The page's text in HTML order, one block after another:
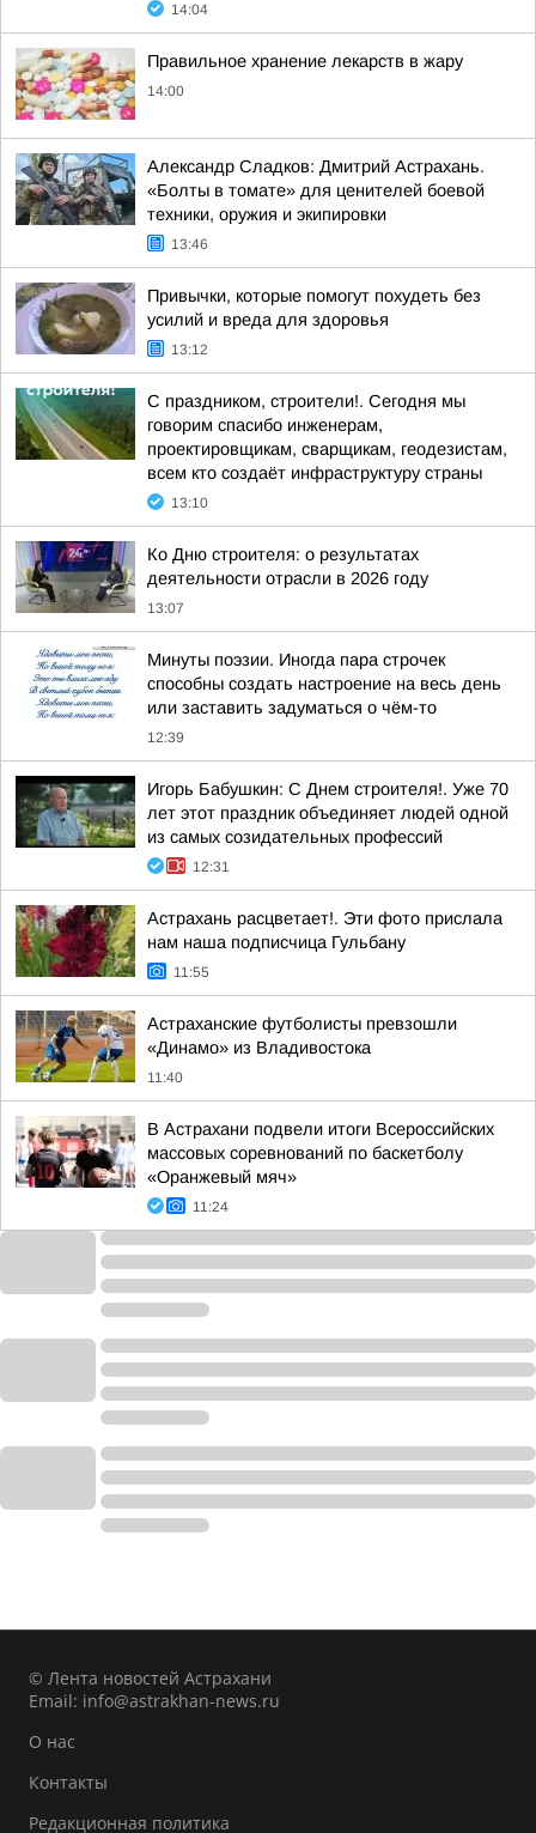
14:04
Правильное хранение лекарств в жару
14:00
Александр Сладков: Дмитрий Астрахань.
«Болты в томате» для ценителей боевой
техники, оружия и экипировки
13:46
Привычки, которые помогут похудеть без
усилий и вреда для здоровья
13:12
С праздником, строители!. Сегодня мы
говорим спасибо инженерам,
проектировщикам, сварщикам, геодезистам,
всем кто создаёт инфраструктуру страны
13:10
Ко Дню строителя: о результатах
деятельности отрасли в 2026 году
13:07
Минуты поэзии. Иногда пара строчек
способны создать настроение на весь день
или заставить задуматься о чём-то
12:39
Игорь Бабушкин: С Днем строителя!. Уже 70
лет этот праздник объединяет людей одной
из самых созидательных профессий
12:31
Астрахань расцветает!. Эти фото прислала
нам наша подписчица Гульбану
11:55
Астраханские футболисты превзошли
«Динамо» из Владивостока
11:40
В Астрахани подвели итоги Всероссийских
массовых соревнований по баскетболу
«Оранжевый мяч»
11:24
© Лента новостей Астрахани
Email: info@astrakhan-news.ru
О нас
Контакты
Редакционная политика